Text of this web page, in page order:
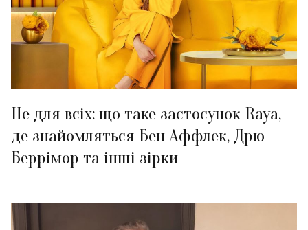
Не для всіх: що таке застосунок Raya,
де знайомляться Бен Аффлек, Дрю
Беррімор та інші зірки